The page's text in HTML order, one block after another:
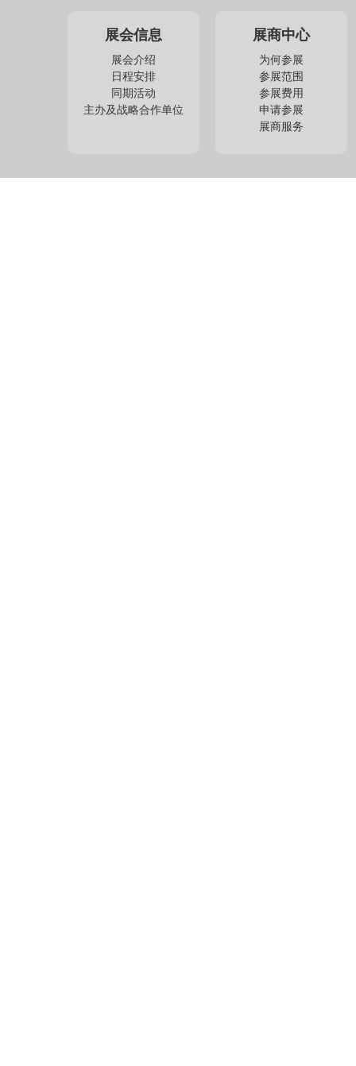
展会信息
展会介绍
日程安排
同期活动
主办及战略合作单位
展商中心
为何参展
参展范围
参展费用
申请参展
展商服务